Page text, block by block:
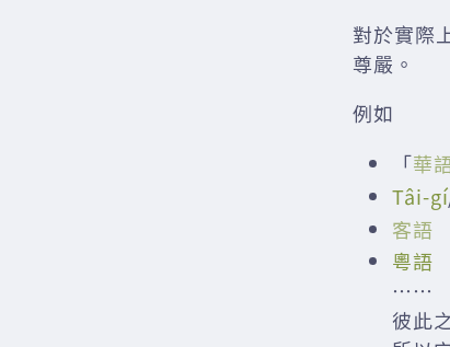
對於實際
尊嚴。
例如
「華
Tâi-gí
客語
粵語
……
彼此